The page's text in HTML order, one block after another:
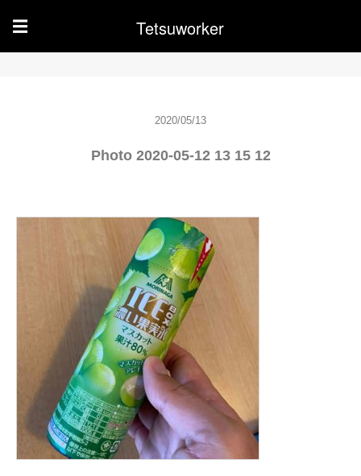
☰ Tetsuworker
2020/05/13
Photo 2020-05-12 13 15 12